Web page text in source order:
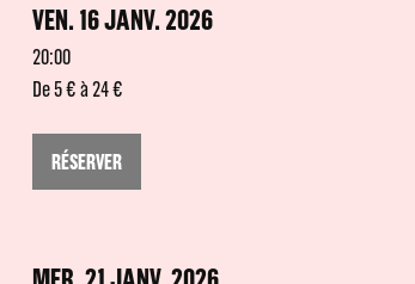
VEN. 16 JANV. 2026
20:00
De 5 € à 24 €
RÉSERVER